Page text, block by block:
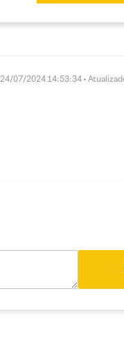
24/07/2024 14:53:34 •